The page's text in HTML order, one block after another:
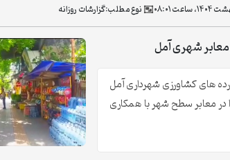
نوع مطلب:گزارشات روزانه
شهری آمل
های کشاورزی شهرداری آمل
معابر سطح شهر با همکاری